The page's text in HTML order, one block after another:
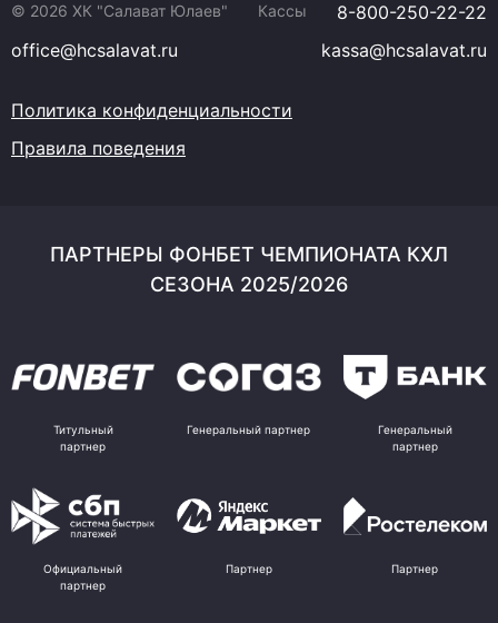
© 2026 ХК "Салават Юлаев" Кассы
8-800-250-22-22
office@hcsalavat.ru
kassa@hcsalavat.ru
Политика конфиденциальности
Правила поведения
ПАРТНЕРЫ ФОНБЕТ ЧЕМПИОНАТА КХЛ
СЕЗОНА 2025/2026
Титульный
партнер
Генеральный партнер
Генеральный
партнер
Официальный
партнер
Партнер Партнер